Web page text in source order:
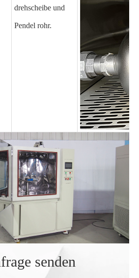
drehscheibe und
Pendel rohr.
senden